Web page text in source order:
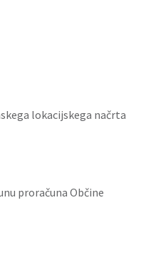
lokacijskega načrta
proračuna Občine